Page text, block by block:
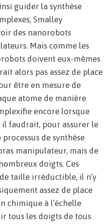
guider la synthèse
Smalley
des nanorobots
Mais comme les
doivent eux-mêmes
alors pas assez de place
être en mesure de
atome de manière
encore lorsque
il faudrait, pour assurer le
de synthèse
manipulateur, mais de
doigts. Ces
taille irréductible, il n’y
assez de place
chimique à l’échelle
tous les doigts de tous